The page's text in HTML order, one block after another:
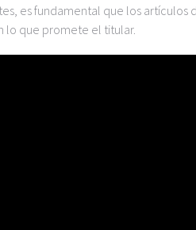
es fundamental que los artículos
lo que promete el titular.